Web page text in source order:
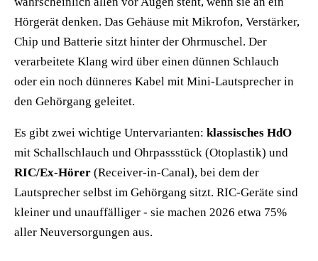
Hörgerät denken. Das Gehäuse mit Mikrofon, Verstärker,
Chip und Batterie sitzt hinter der Ohrmuschel. Der
verarbeitete Klang wird über einen dünnen Schlauch
oder ein noch dünneres Kabel mit Mini-Lautsprecher in
den Gehörgang geleitet.
Es gibt zwei wichtige Untervarianten: klassisches HdO
mit Schallschlauch und Ohrpassstück (Otoplastik) und
RIC/Ex-Hörer (Receiver-in-Canal), bei dem der
Lautsprecher selbst im Gehörgang sitzt. RIC-Geräte sind
kleiner und unauffälliger - sie machen 2026 etwa 75%
aller Neuversorgungen aus.